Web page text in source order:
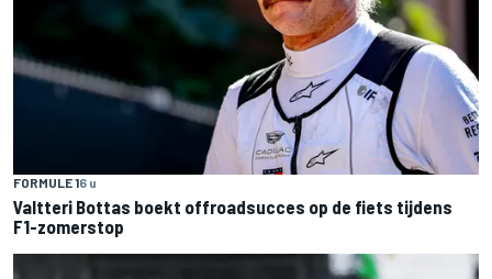
FORMULE 16 u
Valtteri Bottas boekt offroadsucces op de fiets tijdens
F1-zomerstop